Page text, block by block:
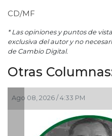
CD/MF
* Las opiniones y puntos de
exclusiva del autor y no
de Cambio Digital.
Otras